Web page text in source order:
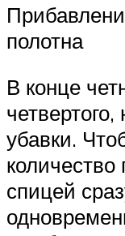
полотна
В конце
убавки.
количество
спицей